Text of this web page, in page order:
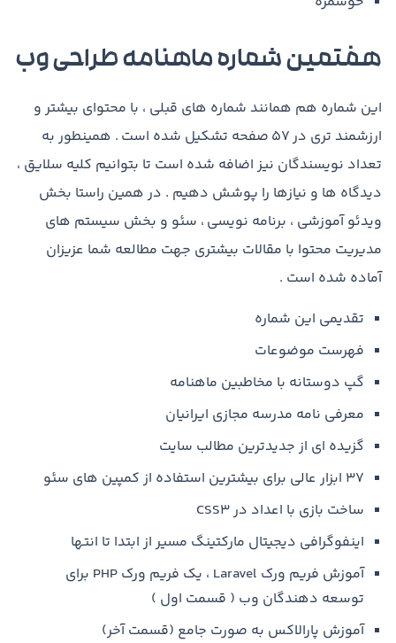
هفتمین شماره ماهنامه طراحی وب
این شماره هم همانند شماره های قبلی ، با محتوای بیشتر و
ارزشمند تری در ۵۷ صفحه تشکیل شده است . همینطور به
تعداد نویسندگان نیز اضافه شده است تا بتوانیم کلیه سلایق ،
دیدگاه ها و نیازها را پوشش دهیم . در همین راستا بخش
ویدئو آموزشی ، برنامه نویسی ، سئو و بخش سیستم های
مدیریت محتوا با مقالات بیشتری جهت مطالعه شما عزیزان
آماده شده است .
تقدیمی این شماره
فهرست موضوعات
گپ دوستانه با مخاطبین ماهنامه
معرفی نامه مدرسه مجازی ایرانیان
گزیده ای از جدیدترین مطالب سایت
۳۷ ابزار عالی برای بیشترین استفاده از کمپین های سئو
ساخت بازی با اعداد در CSS3
اینفوگرافی دیجیتال مارکتینگ مسیر از ابتدا تا انتها
آموزش فریم ورک Laravel ، یک فریم ورک PHP برای
توسعه دهندگان وب ( قسمت اول )
آموزش پارالاکس به صورت جامع (قسمت آخر)